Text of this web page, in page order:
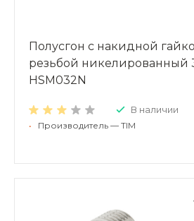
Полусгон с накидной
резьбой никелированный
HSM032N
В наличии
• Производитель — TIM